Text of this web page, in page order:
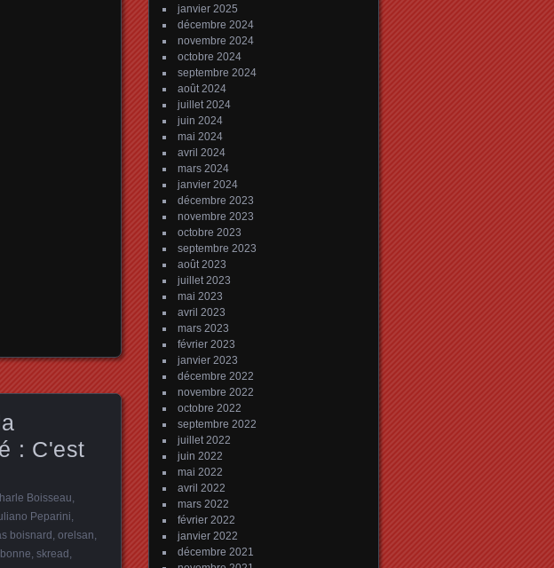
: C'est
Boisseau
Peparini
boisnard orelsan
skread
janvier 2025
décembre 2024
novembre 2024
octobre 2024
septembre 2024
août 2024
juillet 2024
juin 2024
mai 2024
avril 2024
mars 2024
janvier 2024
décembre 2023
novembre 2023
octobre 2023
septembre 2023
août 2023
juillet 2023
mai 2023
avril 2023
mars 2023
février 2023
janvier 2023
décembre 2022
novembre 2022
octobre 2022
septembre 2022
juillet 2022
juin 2022
mai 2022
avril 2022
mars 2022
février 2022
janvier 2022
décembre 2021